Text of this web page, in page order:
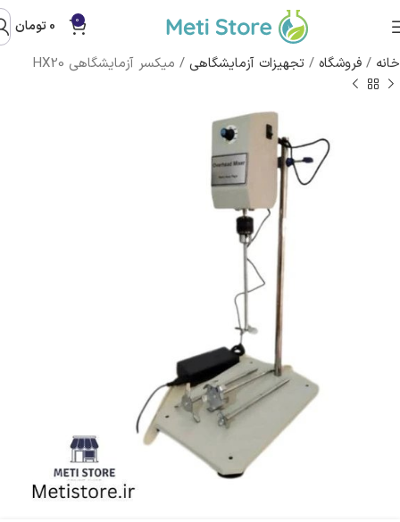
0
0تومان
خانه / فروشگاه / تجهیزات آزمایشگاهی / میکسر آزمایشگاهی HX20